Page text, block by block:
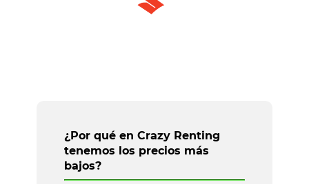
¿Por qué en Crazy Renting
tenemos los precios más
bajos?